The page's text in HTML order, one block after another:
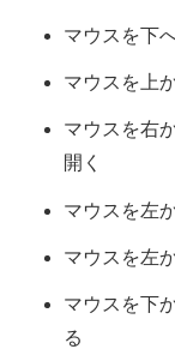
マウスを下
マウスを上
マウスを右
開く
マウスを左
マウスを左
マウスを下
る